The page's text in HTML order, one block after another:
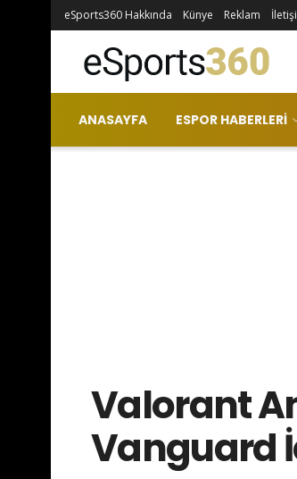
eSports360 Hakkında Künye Reklam
ANASAYFA ESPOR HABERLERI
Valorant
Vanguard